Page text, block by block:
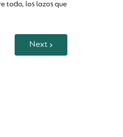
todo, los lazos que
Next